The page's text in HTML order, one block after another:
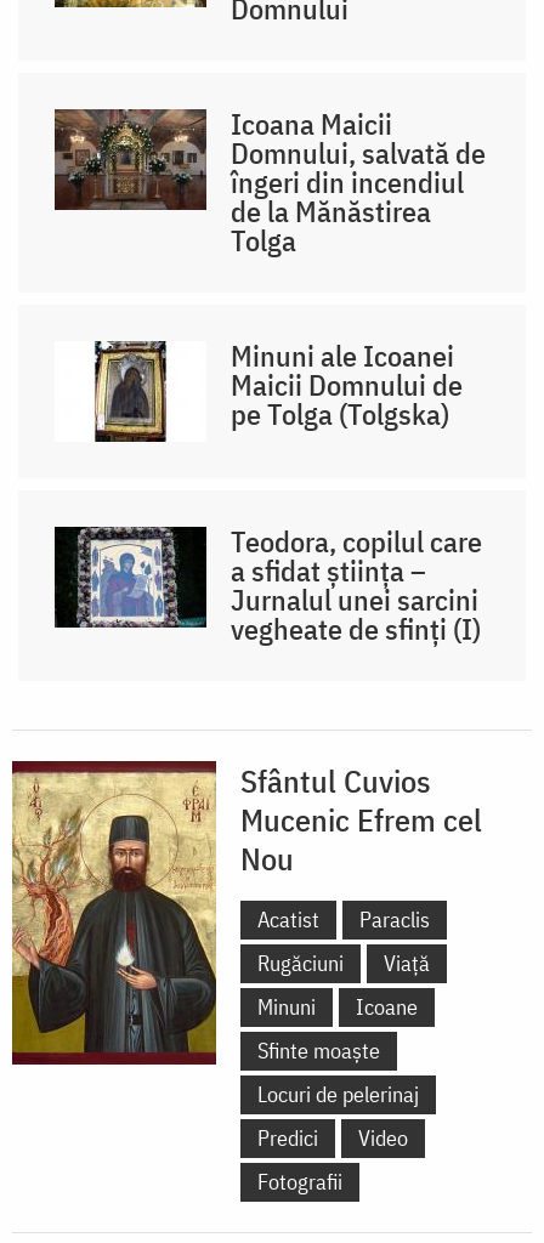
Domnului
Icoana Maicii
Domnului, salvată de
îngeri din incendiul
de la Mănăstirea
Tolga
Minuni ale Icoanei
Maicii Domnului de
pe Tolga (Tolgska)
Teodora, copilul care
a sfidat știința –
Jurnalul unei sarcini
vegheate de sfinți (I)
Sfântul Cuvios
Mucenic Efrem cel
Nou
Acatist
Paraclis
Rugăciuni
Viață
Minuni
Icoane
Sfinte moaște
Locuri de pelerinaj
Predici
Video
Fotografii